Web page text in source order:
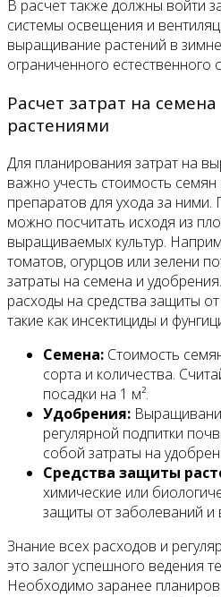
В расчет также должны войти
системы освещения и
выращивание растений в
ограниченного естественного
Расчет затрат на семена
растениями
Для планирования затрат на
важно учесть стоимость
препаратов для ухода за
можно посчитать исходя из
выращиваемых культур.
томатов, огурцов или зелени
затраты на семена и
расходы на средства защиты
такие как инсектициды и
Семена: Стоимость
сорта и количества.
посадки на 1 м².
Удобрения:
регулярной подпитки
собой затраты на
Средства защиты
химические или
защиты от заболеваний и
Знание всех расходов и
это залог успешного ведения
Необходимо заранее